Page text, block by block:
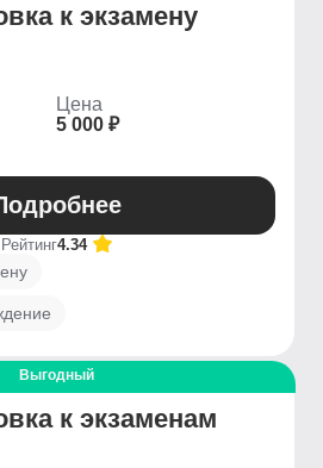
к экзамену
Цена
5 000 ₽
Рейтинг4.34
Выгодный
к экзаменам